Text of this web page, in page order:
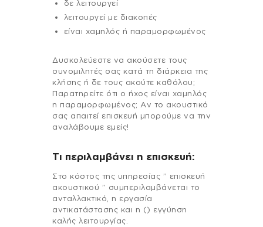
δε λειτουργεί
λειτουργεί με διακοπές
είναι χαμηλός ή παραμορφωμένος
Δυσκολεύεστε να ακούσετε τους
συνομιλητές σας κατά τη διάρκεια της
κλήσης ή δε τους ακούτε καθόλου;
Παρατηρείτε ότι ο ήχος είναι χαμηλός
η παραμορφωμένος; Αν το ακουστικό
σας απαιτεί επισκευή μπορούμε να την
αναλάβουμε εμείς!
Τι περιλαμβάνει η επισκευή:
Στo κόστος της υπηρεσίας ” επισκευή
ακουστικού ” συμπεριλαμβάνεται το
ανταλλακτικό, η εργασία
αντικατάστασης και η () εγγύηση
καλής λειτουργίας.